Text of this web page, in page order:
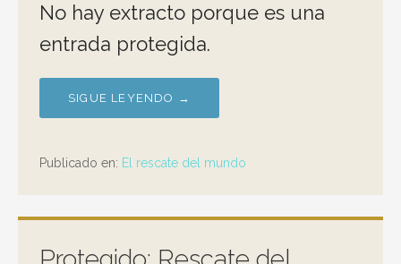
No hay extracto porque es una
entrada protegida.
SIGUE LEYENDO →
Publicado en: El rescate del mundo